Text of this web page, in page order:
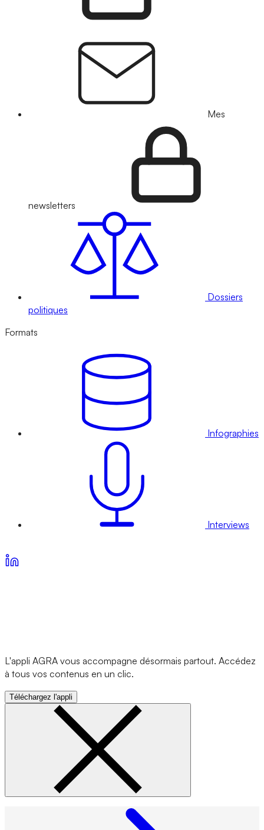
Mes
newsletters
Dossiers
politiques
Formats
Infographies
Interviews
L'appli AGRA vous accompagne désormais partout. Accédez
à tous vos contenus en un clic.
Téléchargez l'appli